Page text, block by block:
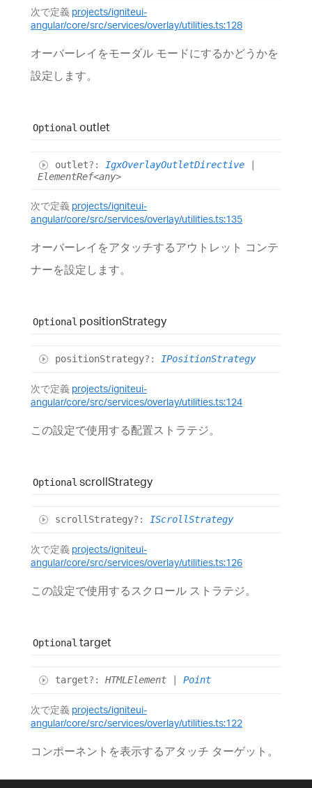
次で定義 projects/igniteui-
angular/core/src/services/overlay/utilities.ts:128
オーバーレイをモーダル モードにするかどうかを
設定します。
Optional outlet
outlet?: IgxOverlayOutletDirective
ElementRef<any>
次で定義 projects/igniteui-
angular/core/src/services/overlay/utilities.ts:135
オーバーレイをアタッチするアウトレット コンテ
ナーを設定します。
Optional positionStrategy
positionStrategy?: IPositionStrategy
次で定義 projects/igniteui-
angular/core/src/services/overlay/utilities.ts:124
この設定で使用する配置ストラテジ。
Optional scrollStrategy
scroll Strategy?: IScrollStrategy
次で定義 projects/igniteui-
angular/core/src/services/overlay/utilities.ts:126
この設定で使用するスクロール ストラテジ。
Optional target
target?: HTMLElement Point
次で定義 projects/igniteui-
angular/core/src/services/overlay/utilities.ts:122
コンポーネントを表示するアタッチ ターゲット。